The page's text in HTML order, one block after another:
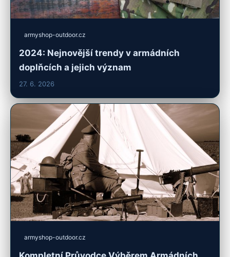
armyshop-outdoor.cz
2024: Nejnovější trendy v armádních
doplňcích a jejich význam
27. 6. 2026
armyshop-outdoor.cz